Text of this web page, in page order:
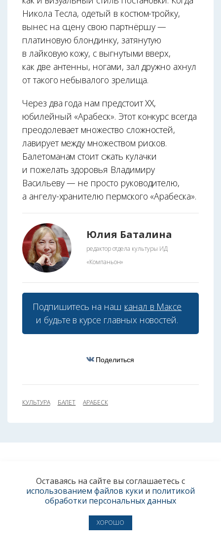
Никола Тесла, одетый в костюм-тройку,
вынес на сцену свою партнёршу —
платиновую блондинку, затянутую
в лайковую кожу, с выгнутыми вверх,
как две антенны, ногами, зал дружно ахнул
от такого небывалого зрелища.
Через два года нам предстоит ХХ,
юбилейный «Арабеск». Этот конкурс всегда
преодолевает множество сложностей,
лавирует между множеством рисков.
Балетоманам стоит сжать кулачки
и пожелать здоровья Владимиру
Васильеву — не просто руководителю,
а ангелу-хранителю пермского «Арабеска».
Юлия Баталина
редактор отдела культуры ИД
«Компаньон»
Подпишитесь на наш канал в Максе
и будьте в курсе главных новостей.
Поделиться
КУЛЬТУРА БАЛЕТ АРАБЕСК
Оставаясь на сайте вы соглашаетесь с
использованием файлов куки и политикой
обработки персональных данных
ХОРОШО